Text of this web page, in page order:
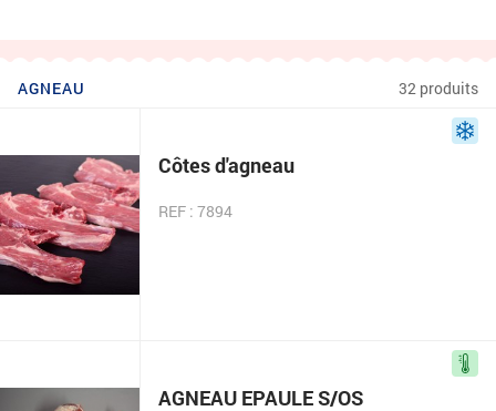
AGNEAU 32 produits
Côtes d'agneau
REF : 7894
AGNEAU EPAULE S/OS